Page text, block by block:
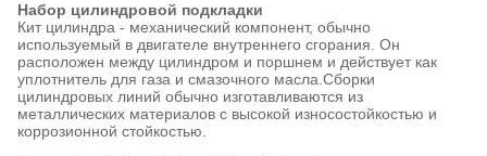
Набор цилиндровой подкладки
Кит цилиндра - механический компонент, обычно
используемый в двигателе внутреннего сгорания. Он
расположен между цилиндром и поршнем и действует как
уплотнитель для газа и смазочного масла.Сборки
цилиндровых линий обычно изготавливаются из
металлических материалов с высокой износостойкостью и
коррозионной стойкостью.